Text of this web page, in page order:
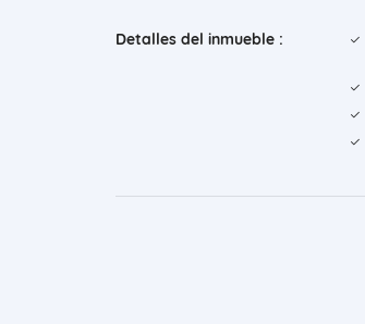
Detalles del inmueble :